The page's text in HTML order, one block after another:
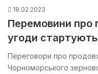
18.02.2023
Перемовини про
угоди
Переговори про
Чорноморського